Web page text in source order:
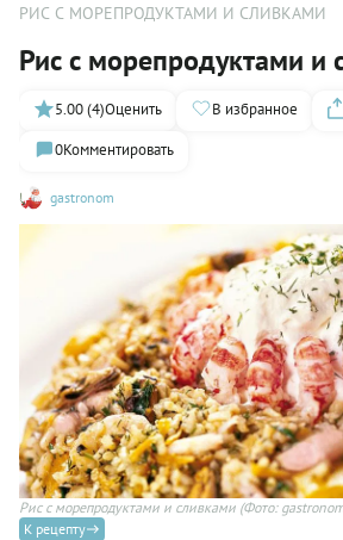
РИС С МОРЕПРОДУКТАМИ И СЛИВКАМИ
Рис с морепродуктами и
gastronom
5.00 (4)Оценить В избранное
0Комментировать
Рис с морепродуктами и сливками (Фото:
К рецепту